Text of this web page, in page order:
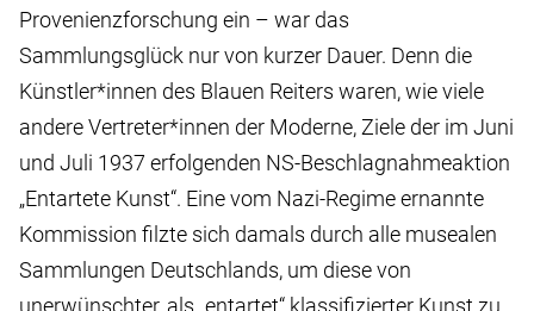
Provenienzforschung ein – war das
Sammlungsglück nur von kurzer Dauer. Denn die
Künstler*innen des Blauen Reiters waren, wie viele
andere Vertreter*innen der Moderne, Ziele der im Juni
und Juli 1937 erfolgenden NS-Beschlagnahmeaktion
„Entartete Kunst“. Eine vom Nazi-Regime ernannte
Kommission filzte sich damals durch alle musealen
Sammlungen Deutschlands, um diese von
unerwünschter, als „entartet“ klassifizierter Kunst zu